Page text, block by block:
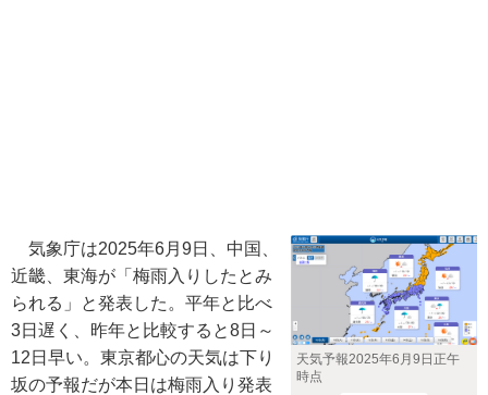
天気予報2025年6月9日正午
時点
気象庁は2025年6月9日、中国、
近畿、東海が「梅雨入りしたとみ
られる」と発表した。平年と比べ
3日遅く、昨年と比較すると8日～
12日早い。東京都心の天気は下り
坂の予報だが本日は梅雨入り発表